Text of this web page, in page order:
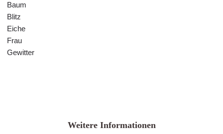
Baum
Blitz
Eiche
Frau
Gewitter
Weitere Informationen